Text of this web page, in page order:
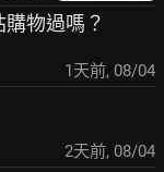
物過嗎？
1天前, 08/04
2天前, 08/04